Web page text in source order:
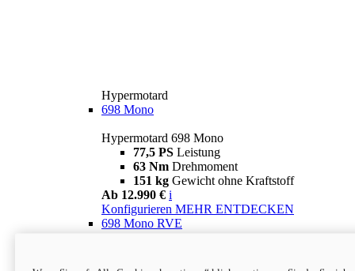
Hypermotard
698 Mono
Hypermotard 698 Mono
77,5 PS Leistung
63 Nm Drehmoment
151 kg Gewicht ohne Kraftstoff
Ab 12.990 € i
Konfigurieren MEHR ENTDECKEN
698 Mono RVE
77,5 PS
Leistung